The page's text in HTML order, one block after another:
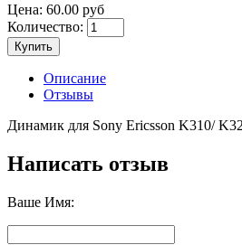
Цена: 60.00 руб
Количество:
Купить
Описание
Отзывы
Динамик для Sony Ericsson K310/
Написать отзыв
Ваше Имя: